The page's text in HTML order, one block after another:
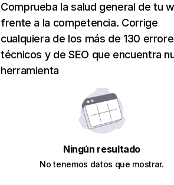
Comprueba la salud general de tu
frente a la competencia. Corrige
cualquiera de los más de 130
técnicos y de SEO que encuentra
herramienta
Ningún resultado
No tenemos datos que mostrar.